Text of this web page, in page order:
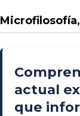
actual
que